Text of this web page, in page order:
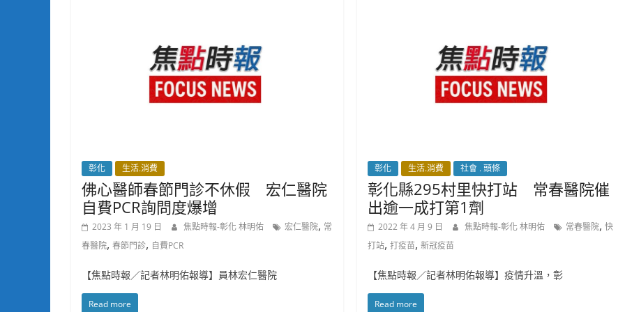
彰化 生活.消費
佛心醫師春節門診不休假 宏仁醫院
自費PCR詢問度爆增
2023 年 1 月 19 日 焦點時報-彰化 林明佑 宏仁醫院, 常
春醫院, 春節門診, 自費PCR
【焦點時報／記者林明佑報導】員林宏仁醫院
Read more
彰化 生活.消費 社會 . 頭條
彰化縣295村里快打站 常春醫院催
出逾一成打第1劑
2022 年 4 月 9 日 焦點時報-彰化 林明佑 常春醫院,快
打站,打疫苗,新冠疫苗
【焦點時報／記者林明佑報導】疫情升溫，彰
Read more